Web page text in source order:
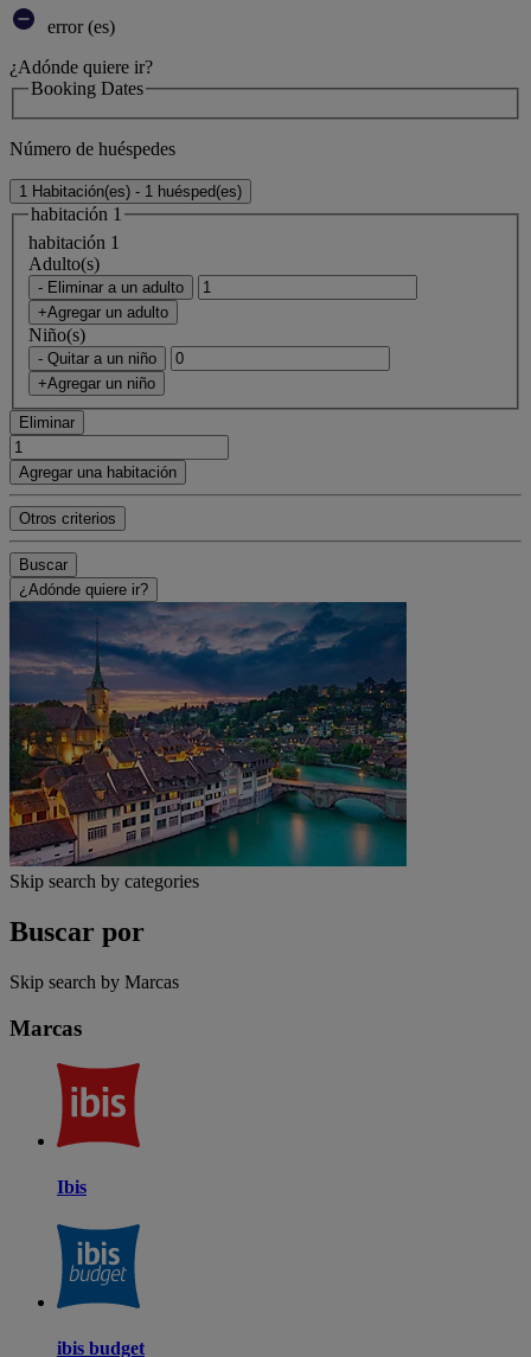
error (es)
¿Adónde quiere ir?
Booking Dates
Número de huéspedes
1 Habitación(es) - 1 huésped(es)
habitación 1
habitación 1
Adulto(s)
- Eliminar a un adulto
+Agregar un adulto
Niño(s)
- Quitar a un niño
+Agregar un niño
Eliminar
Agregar una habitación
Otros criterios
Buscar
¿Adónde quiere ir?
Skip search by categories
Buscar por
Skip search by Marcas
Marcas
Ibis
ibis budget